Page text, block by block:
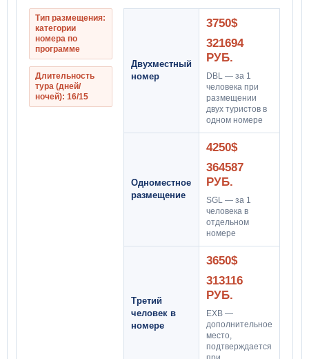
Тип размещения:
категории
номера по
программе
Длительность
тура (дней/
ночей): 16/15
Двухместный
номер
3750$
321694
РУБ.
DBL — за 1
человека при
размещении
двух туристов в
одном номере
Одноместное
размещение
4250$
364587
РУБ.
SGL — за 1
человека в
отдельном
номере
Третий
человек в
номере
3650$
313116
РУБ.
EXB —
дополнительное
место,
подтверждается